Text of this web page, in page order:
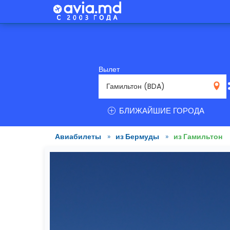
Вылет
БЛИЖАЙШИЕ ГОРОДА
Авиабилеты » из Бермуды » из Гамильтон